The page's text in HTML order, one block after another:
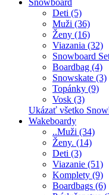
Snowboard
Deti (5)
Muži (36)
Ženy (16)
Viazania (32)
Snowboard
Boardbag (4)
Snowskate (3)
Topánky (9)
Vosk (3)
Ukázať všetko
Wakeboardy
..Muži (34)
Ženy. (14)
Deti (3)
Viazanie (51)
Komplety (9)
Boardbags (6)